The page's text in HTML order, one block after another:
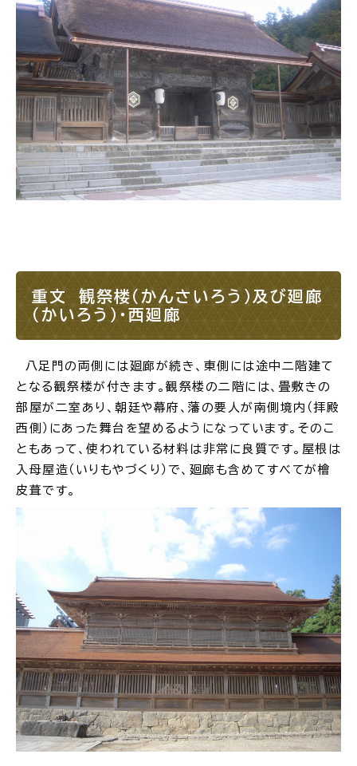
重文 観祭楼（かんさいろう）及び廻廊
（かいろう）・西廻廊
八足門の両側には廻廊が続き、東側には途中二階建て
となる観祭楼が付きます。観祭楼の二階には、畳敷きの
部屋が二室あり、朝廷や幕府、藩の要人が南側境内（拝殿
西側）にあった舞台を望めるようになっています。そのこ
ともあって、使われている材料は非常に良質です。屋根は
入母屋造（いりもやづくり）で、廻廊も含めてすべてが檜
皮葺です。